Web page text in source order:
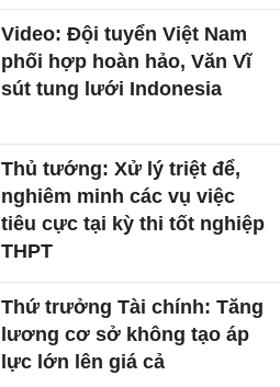
Video: Đội tuyển Việt Nam
phối hợp hoàn hảo, Văn Vĩ
sút tung lưới Indonesia
Thủ tướng: Xử lý triệt để,
nghiêm minh các vụ việc
tiêu cực tại kỳ thi tốt nghiệp
THPT
Thứ trưởng Tài chính: Tăng
lương cơ sở không tạo áp
lực lớn lên giá cả